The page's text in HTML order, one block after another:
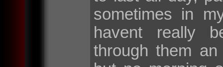
sometimes in
havent really
through them